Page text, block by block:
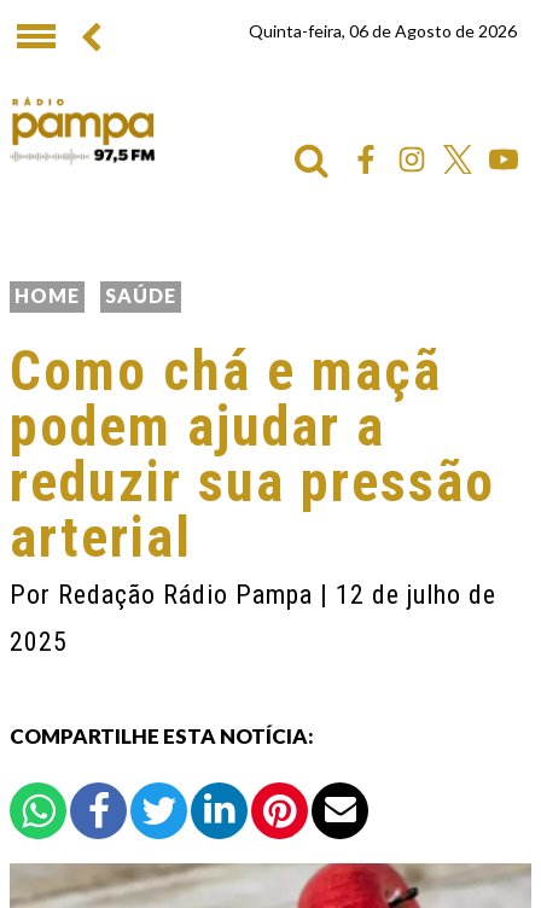
Quinta-feira, 06 de Agosto de 2026
HOME SAÚDE
Como chá e maçã
podem ajudar a
reduzir sua pressão
arterial
Por Redação Rádio Pampa | 12 de julho de
2025
COMPARTILHE ESTA NOTÍCIA: